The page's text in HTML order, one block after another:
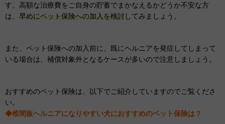
す。高額な治療費をご自身の貯蓄でまかなえるかどうか不安な方
は、 早めにペット保険への加入を検討してみましょう。
また、ペット保険への加入前に、既にヘルニアを発症してしまって
いる場合は、補償対象外となるケースが多いので注意しましょう。
おすすめのペット保険は、以下でご紹介していますのでご覧くださ
い。
◆椎間板ヘルニアになりやすい犬におすすめのペット保険は？